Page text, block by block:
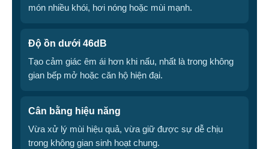
món nhiều khói, hơi nóng hoặc mùi mạnh.
Độ ồn dưới 46dB
Tạo cảm giác êm ái hơn khi nấu, nhất là trong không
gian bếp mở hoặc căn hộ hiện đại.
Cân bằng hiệu năng
Vừa xử lý mùi hiệu quả, vừa giữ được sự dễ chịu
trong không gian sinh hoạt chung.